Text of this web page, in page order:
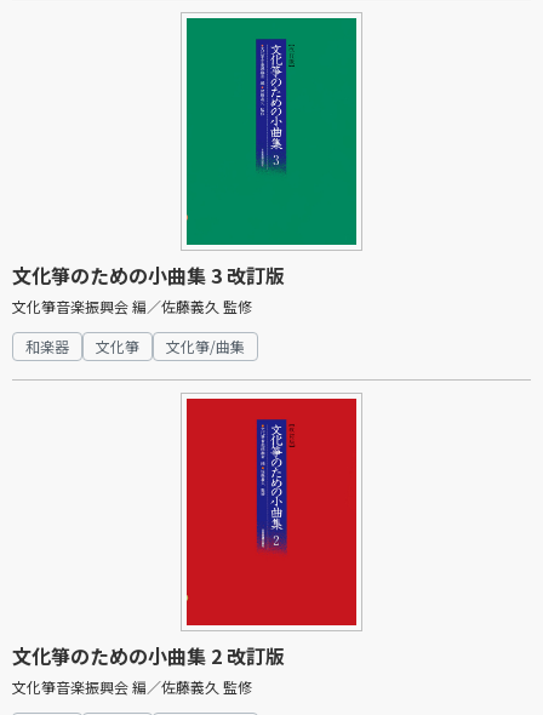
文化箏のための小曲集 3 改訂版
文化箏音楽振興会 編／佐藤義久 監修
和楽器
文化箏 文化箏/曲集
文化箏のための小曲集 2 改訂版
文化箏音楽振興会 編／佐藤義久 監修